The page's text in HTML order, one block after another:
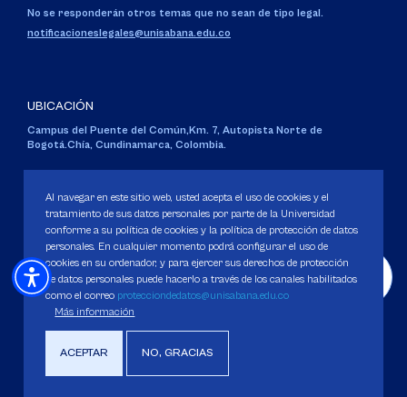
No se responderán otros temas que no sean de tipo legal.
notificacioneslegales@unisabana.edu.co
UBICACIÓN
Campus del Puente del Común,Km. 7, Autopista Norte de
Bogotá.Chía, Cundinamarca, Colombia.
Personería Jurídica:Resolución 130 del 14 de enero de 1980.
Ministerio de Educación Nacional.
Política de Protección de datos
Derechos Pecuniarios
Al navegar en este sitio web, usted acepta el uso de cookies y el
tratamiento de sus datos personales por parte de la Universidad
conforme a su política de cookies y la política de protección de datos
personales. En cualquier momento podrá configurar el uso de
cookies en su ordenador, y para ejercer sus derechos de protección
de datos personales puede hacerlo a través de los canales habilitados
como el correo protecciondedatos@unisabana.edu.co
Más información
ACEPTAR NO, GRACIAS